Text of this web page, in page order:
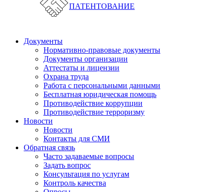
ПАТЕНТОВАНИЕ
Документы
Нормативно-правовые документы
Документы организации
Аттестаты и лицензии
Охрана труда
Работа с персональными данными
Бесплатная юридическая помощь
Противодействие коррупции
Противодействие терроризму
Новости
Новости
Контакты для СМИ
Обратная связь
Часто задаваемые вопросы
Задать вопрос
Консультация по услугам
Контроль качества